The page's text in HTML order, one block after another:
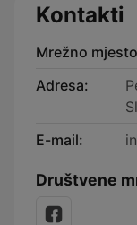
Kontakti
Mrežno mjesto
Adresa:
E-mail:
Društvene